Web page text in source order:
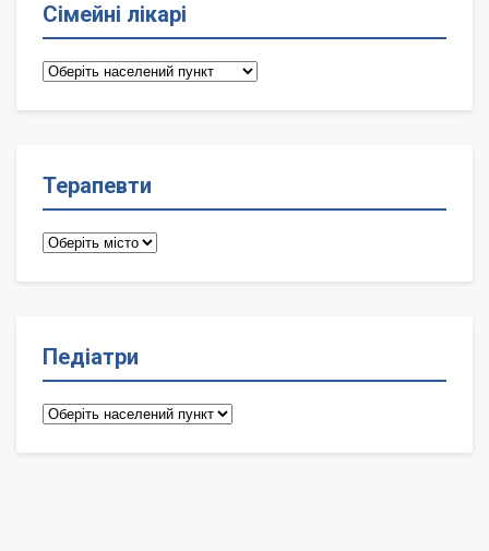
Сімейні лікарі
Сімейні
Терапевти
Терапевти
Педіатри
Педіатри